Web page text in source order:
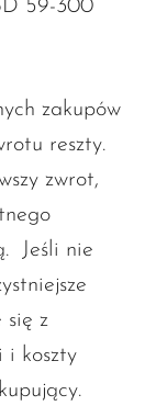
59-300
zakupów
reszty.
zwrot,
Jeśli nie
się z
i koszty